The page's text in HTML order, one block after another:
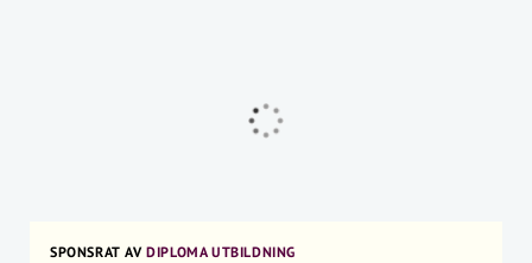
SPONSRAT AVDIPLOMA UTBILDNING